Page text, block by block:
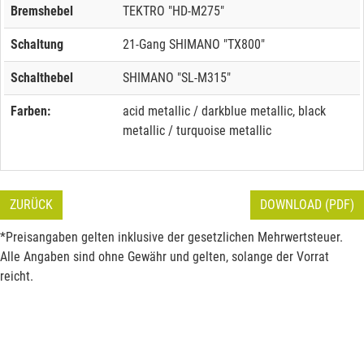
Bremshebel TEKTRO "HD-M275"
Schaltung 21-Gang SHIMANO "TX800"
Schalthebel SHIMANO "SL-M315"
Farben:
acid metallic / darkblue metallic, black
metallic / turquoise metallic
ZURÜCK DOWNLOAD (PDF)
*Preisangaben gelten inklusive der gesetzlichen Mehrwertsteuer.
Alle Angaben sind ohne Gewähr und gelten, solange der Vorrat
reicht.